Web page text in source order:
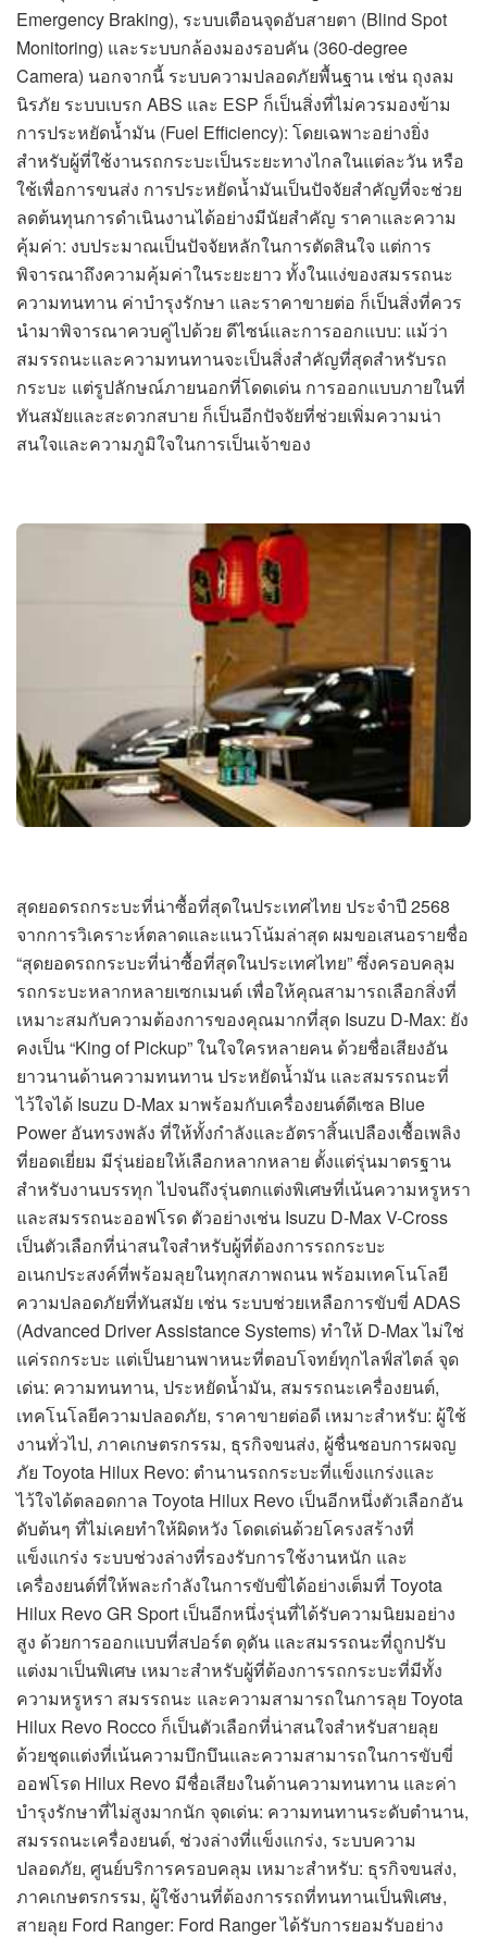
Emergency Braking), ระบบเตือนจุดอับสายตา (Blind Spot
Monitoring) และระบบกล้องมองรอบคัน (360-degree
Camera) นอกจากนี้ ระบบความปลอดภัยพื้นฐาน เช่น ถุงลม
นิรภัย ระบบเบรก ABS และ ESP ก็เป็นสิ่งที่ไม่ควรมองข้าม
การประหยัดน้ำมัน (Fuel Efficiency): โดยเฉพาะอย่างยิ่ง
สำหรับผู้ที่ใช้งานรถกระบะเป็นระยะทางไกลในแต่ละวัน หรือ
ใช้เพื่อการขนส่ง การประหยัดน้ำมันเป็นปัจจัยสำคัญที่จะช่วย
ลดต้นทุนการดำเนินงานได้อย่างมีนัยสำคัญ ราคาและความ
คุ้มค่า: งบประมาณเป็นปัจจัยหลักในการตัดสินใจ แต่การ
พิจารณาถึงความคุ้มค่าในระยะยาว ทั้งในแง่ของสมรรถนะ
ความทนทาน ค่าบำรุงรักษา และราคาขายต่อ ก็เป็นสิ่งที่ควร
นำมาพิจารณาควบคู่ไปด้วย ดีไซน์และการออกแบบ: แม้ว่า
สมรรถนะและความทนทานจะเป็นสิ่งสำคัญที่สุดสำหรับรถ
กระบะ แต่รูปลักษณ์ภายนอกที่โดดเด่น การออกแบบภายในที่
ทันสมัยและสะดวกสบาย ก็เป็นอีกปัจจัยที่ช่วยเพิ่มความน่า
สนใจและความภูมิใจในการเป็นเจ้าของ
สุดยอดรถกระบะที่น่าซื้อที่สุดในประเทศไทย ประจำปี 2568
จากการวิเคราะห์ตลาดและแนวโน้มล่าสุด ผมขอเสนอรายชื่อ
“สุดยอดรถกระบะที่น่าซื้อที่สุดในประเทศไทย” ซึ่งครอบคลุม
รถกระบะหลากหลายเซกเมนต์ เพื่อให้คุณสามารถเลือกสิ่งที่
เหมาะสมกับความต้องการของคุณมากที่สุด Isuzu D-Max: ยัง
คงเป็น “King of Pickup” ในใจใครหลายคน ด้วยชื่อเสียงอัน
ยาวนานด้านความทนทาน ประหยัดน้ำมัน และสมรรถนะที่
ไว้ใจได้ Isuzu D-Max มาพร้อมกับเครื่องยนต์ดีเซล Blue
Power อันทรงพลัง ที่ให้ทั้งกำลังและอัตราสิ้นเปลืองเชื้อเพลิง
ที่ยอดเยี่ยม มีรุ่นย่อยให้เลือกหลากหลาย ตั้งแต่รุ่นมาตรฐาน
สำหรับงานบรรทุก ไปจนถึงรุ่นตกแต่งพิเศษที่เน้นความหรูหรา
และสมรรถนะออฟโรด ตัวอย่างเช่น Isuzu D-Max V-Cross
เป็นตัวเลือกที่น่าสนใจสำหรับผู้ที่ต้องการรถกระบะ
อเนกประสงค์ที่พร้อมลุยในทุกสภาพถนน พร้อมเทคโนโลยี
ความปลอดภัยที่ทันสมัย เช่น ระบบช่วยเหลือการขับขี่ ADAS
(Advanced Driver Assistance Systems) ทำให้ D-Max ไม่ใช่
แค่รถกระบะ แต่เป็นยานพาหนะที่ตอบโจทย์ทุกไลฟ์สไตล์ จุด
เด่น: ความทนทาน, ประหยัดน้ำมัน, สมรรถนะเครื่องยนต์,
เทคโนโลยีความปลอดภัย, ราคาขายต่อดี เหมาะสำหรับ: ผู้ใช้
งานทั่วไป, ภาคเกษตรกรรม, ธุรกิจขนส่ง, ผู้ชื่นชอบการผจญ
ภัย Toyota Hilux Revo: ตำนานรถกระบะที่แข็งแกร่งและ
ไว้ใจได้ตลอดกาล Toyota Hilux Revo เป็นอีกหนึ่งตัวเลือกอัน
ดับต้นๆ ที่ไม่เคยทำให้ผิดหวัง โดดเด่นด้วยโครงสร้างที่
แข็งแกร่ง ระบบช่วงล่างที่รองรับการใช้งานหนัก และ
เครื่องยนต์ที่ให้พละกำลังในการขับขี่ได้อย่างเต็มที่ Toyota
Hilux Revo GR Sport เป็นอีกหนึ่งรุ่นที่ได้รับความนิยมอย่าง
สูง ด้วยการออกแบบที่สปอร์ต ดุดัน และสมรรถนะที่ถูกปรับ
แต่งมาเป็นพิเศษ เหมาะสำหรับผู้ที่ต้องการรถกระบะที่มีทั้ง
ความหรูหรา สมรรถนะ และความสามารถในการลุย Toyota
Hilux Revo Rocco ก็เป็นตัวเลือกที่น่าสนใจสำหรับสายลุย
ด้วยชุดแต่งที่เน้นความบึกบึนและความสามารถในการขับขี่
ออฟโรด Hilux Revo มีชื่อเสียงในด้านความทนทาน และค่า
บำรุงรักษาที่ไม่สูงมากนัก จุดเด่น: ความทนทานระดับตำนาน,
สมรรถนะเครื่องยนต์, ช่วงล่างที่แข็งแกร่ง, ระบบความ
ปลอดภัย, ศูนย์บริการครอบคลุม เหมาะสำหรับ: ธุรกิจขนส่ง,
ภาคเกษตรกรรม, ผู้ใช้งานที่ต้องการรถที่ทนทานเป็นพิเศษ,
สายลุย Ford Ranger: Ford Ranger ได้รับการยอมรับอย่าง